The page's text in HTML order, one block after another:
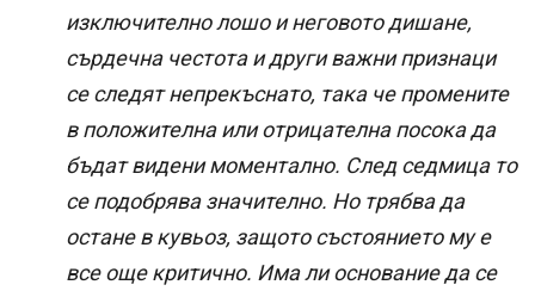
изключително лошо и неговото дишане,
сърдечна честота и други важни признаци
се следят непрекъснато, така че промените
в положителна или отрицателна посока да
бъдат видени моментално. След седмица то
се подобрява значително. Но трябва да
остане в кувьоз, защото състоянието му е
все още критично. Има ли основание да се